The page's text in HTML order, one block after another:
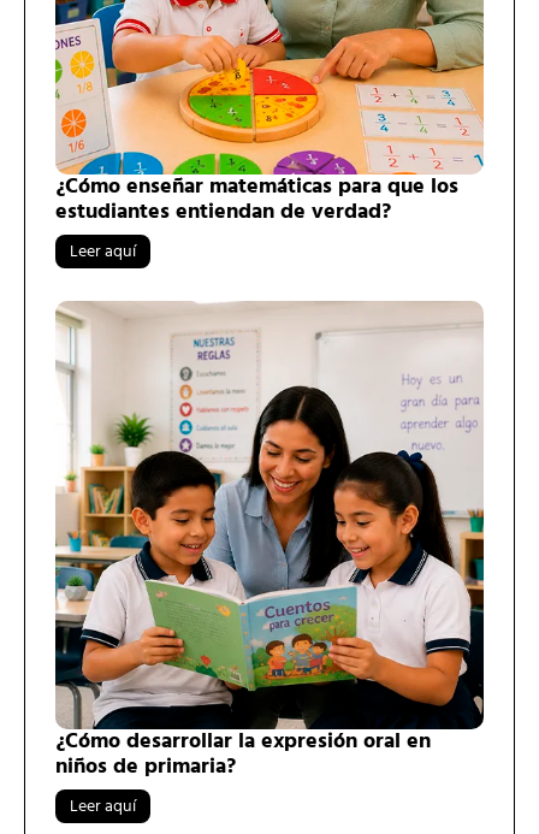
¿Cómo enseñar matemáticas para que los
estudiantes entiendan de verdad?
Leer aquí
¿Cómo desarrollar la expresión oral en
niños de primaria?
Leer aquí